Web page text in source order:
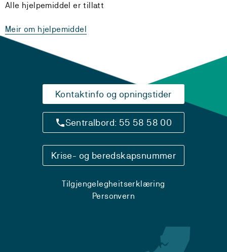
Alle hjelpemiddel er tillatt
Meir om hjelpemiddel
Kontaktinfo og opningstider
Sentralbord: 55 58 58 00
Krise- og beredskapsnummer
Tilgjengelegheitserklæring
Personvern